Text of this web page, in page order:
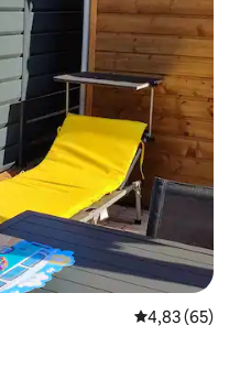
4,83 (65)